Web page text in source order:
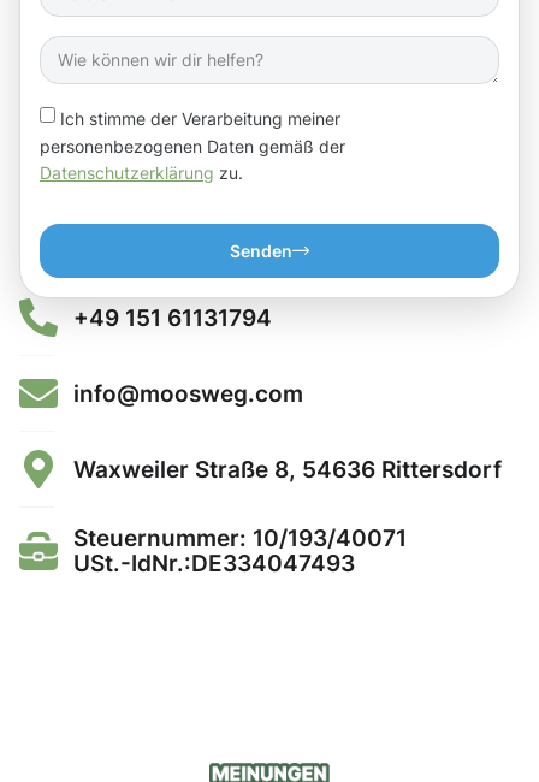
Ich stimme der Verarbeitung meiner
personenbezogenen Daten gemäß der
Datenschutzerklärung zu.
Senden
+49 151 61131794
info@moosweg.com
Waxweiler Straße 8, 54636 Rittersdorf
Steuernummer: 10/193/40071
USt.-IdNr.:DE334047493